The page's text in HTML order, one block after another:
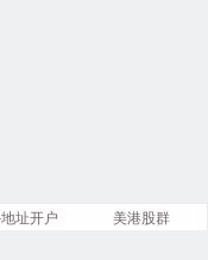
址开户 美港股群